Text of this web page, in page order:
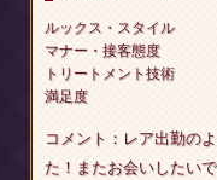
ルックス・スタイル
マナー・接客態度
トリートメント技術
満足度
コメント：レア出勤の
た！またお会いしたいで